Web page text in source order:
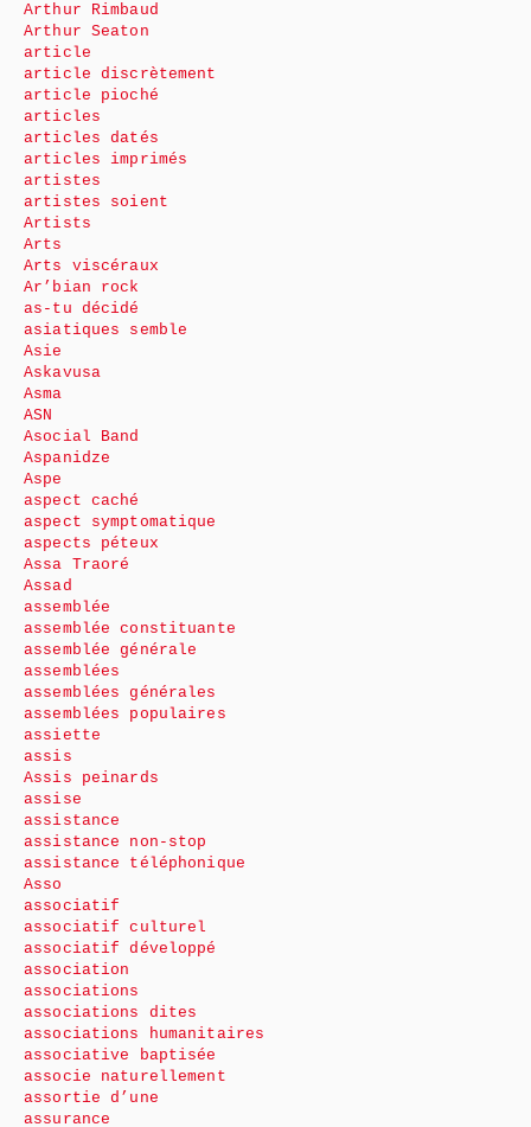
Arthur Rimbaud
Arthur Seaton
article
article discrètement
article pioché
articles
articles datés
articles imprimés
artistes
artistes soient
Artists
Arts
Arts viscéraux
Ar’bian rock
as-tu décidé
asiatiques semble
Asie
Askavusa
Asma
ASN
Asocial Band
Aspanidze
Aspe
aspect caché
aspect symptomatique
aspects péteux
Assa Traoré
Assad
assemblée
assemblée constituante
assemblée générale
assemblées
assemblées générales
assemblées populaires
assiette
assis
Assis peinards
assise
assistance
assistance non-stop
assistance téléphonique
Asso
associatif
associatif culturel
associatif développé
association
associations
associations dites
associations humanitaires
associative baptisée
associe naturellement
assortie d’une
assurance